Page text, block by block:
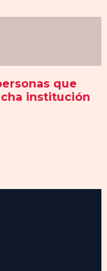
que
institución